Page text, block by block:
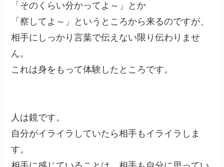
「そのくらい分かってよ～」とか
「察してよ～」というところから来るのですが、
相手にしっかり言葉で伝えない限り伝わりませ
ん。
これは身をもって体験したところです。
人は鏡です。
自分がイライラしていたら相手もイライラしま
す。